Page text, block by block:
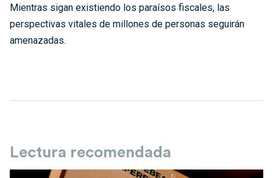
Mientras sigan existiendo los paraísos fiscales, las
perspectivas vitales de millones de personas seguirán
amenazadas.
Lectura recomendada